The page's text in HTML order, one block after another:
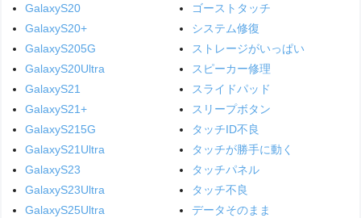
GalaxyS20
GalaxyS20+
GalaxyS205G
GalaxyS20Ultra
GalaxyS21
GalaxyS21+
GalaxyS215G
GalaxyS21Ultra
GalaxyS23
GalaxyS23Ultra
GalaxyS25Ultra
ゴーストタッチ
システム修復
ストレージがいっぱい
スピーカー修理
スライドパッド
スリープボタン
タッチID不良
タッチが勝手に動く
タッチパネル
タッチ不良
データそのまま